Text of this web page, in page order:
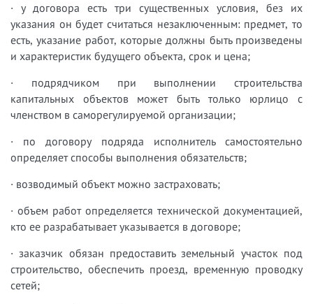
· у договора есть три существенных условия, без их
указания он будет считаться незаключенным: предмет, то
есть, указание работ, которые должны быть произведены
и характеристик будущего объекта, срок и цена;
· подрядчиком при выполнении строительства
капитальных объектов может быть только юрлицо с
членством в саморегулируемой организации;
· по договору подряда исполнитель самостоятельно
определяет способы выполнения обязательств;
· возводимый объект можно застраховать;
· объем работ определяется технической документацией,
кто ее разрабатывает указывается в договоре;
· заказчик обязан предоставить земельный участок под
строительство, обеспечить проезд, временную проводку
сетей;